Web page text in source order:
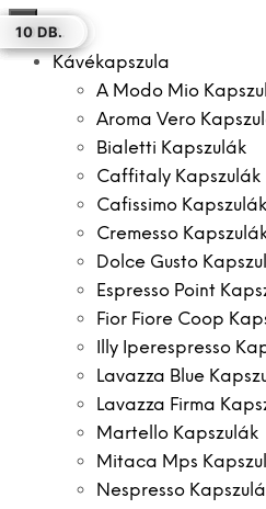
×
Kávékapszula
A Modo Mio
Aroma Vero
Bialetti Kapszulák
Caffitaly Kapszulák
Cafissimo Kapszulák
Cremesso
Dolce Gusto
Espresso Point
Fior Fiore Coop
Illy Iperespresso
Lavazza Blue
Lavazza Firma
Martello Kapszulák
Mitaca Mps
Nespresso
100 DB.
10 DB.
10 DB.
20 DB.
50 DB.
30 DB.
10 DB.